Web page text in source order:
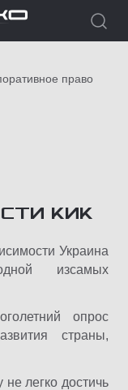
право
КИК
Украина
изсамых
опрос
страны,
не легко достичь